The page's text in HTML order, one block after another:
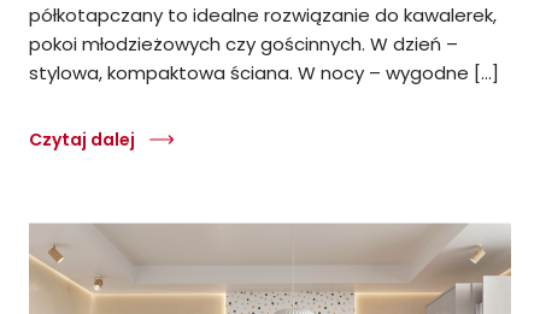
półkotapczany to idealne rozwiązanie do kawalerek,
pokoi młodzieżowych czy gościnnych. W dzień –
stylowa, kompaktowa ściana. W nocy – wygodne […]
Czytaj dalej